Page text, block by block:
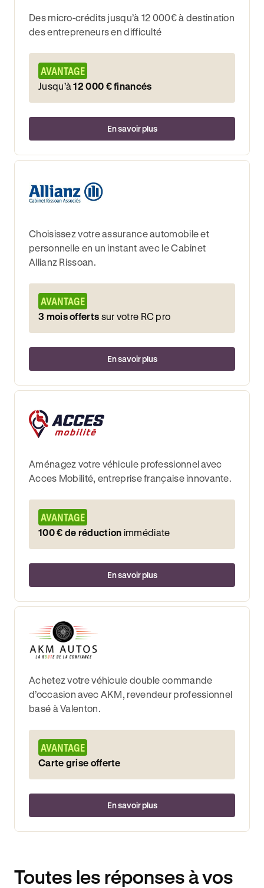
Des micro-crédits jusqu’à 12 000€ à destination
des entrepreneurs en difficulté
AVANTAGE
Jusqu’à12 000 € financés
En savoir plus
Choisissez votre assurance automobile et
personnelle en un instant avec le Cabinet
Allianz Rissoan.
AVANTAGE
3 mois offerts sur votre RC pro
En savoir plus
Aménagez votre véhicule professionnel avec
Acces Mobilité, entreprise française innovante.
AVANTAGE
100 € de réduction immédiate
En savoir plus
Achetez votre véhicule double commande
d’occasion avec AKM, revendeur professionnel
basé à Valenton.
AVANTAGE
Carte grise offerte
En savoir plus
Toutes les réponses à vos